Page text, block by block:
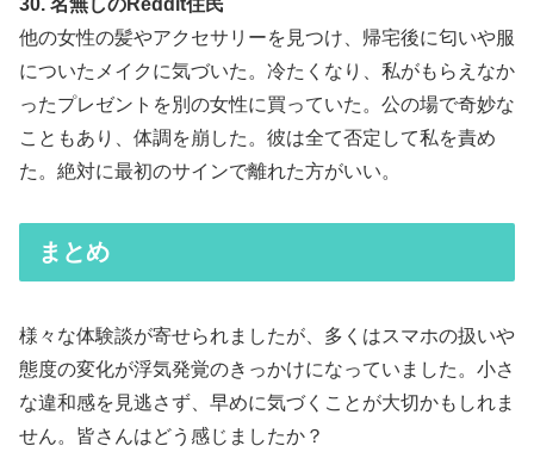
30. 名無しのReddit住民
他の女性の髪やアクセサリーを見つけ、帰宅後に匂いや服
についたメイクに気づいた。冷たくなり、私がもらえなか
ったプレゼントを別の女性に買っていた。公の場で奇妙な
こともあり、体調を崩した。彼は全て否定して私を責め
た。絶対に最初のサインで離れた方がいい。
まとめ
様々な体験談が寄せられましたが、多くはスマホの扱いや
態度の変化が浮気発覚のきっかけになっていました。小さ
な違和感を見逃さず、早めに気づくことが大切かもしれま
せん。皆さんはどう感じましたか？